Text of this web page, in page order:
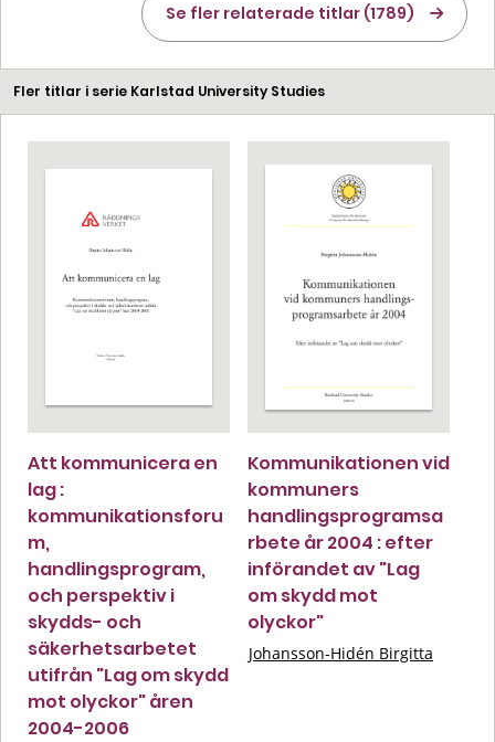
Se fler relaterade titlar (1789)
Fler titlar i serie Karlstad University Studies
Att kommunicera en
lag :
kommunikationsforu
m,
handlingsprogram,
och perspektiv i
skydds- och
säkerhetsarbetet
utifrån "Lag om skydd
mot olyckor" åren
2004-2006
Kommunikationen vid
kommuners
handlingsprogramsa
rbete år 2004 : efter
införandet av "Lag
om skydd mot
olyckor"
Johansson-Hidén Birgitta